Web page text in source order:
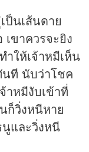
ป็นเส้นดาย
ขาควรจะยิง
ให้เจ้าหมีเห็น
นที นับว่าโชค
าหมีงับเข้าที่
ก็วิ่งหนีหาย
นูและวิ่งหนี